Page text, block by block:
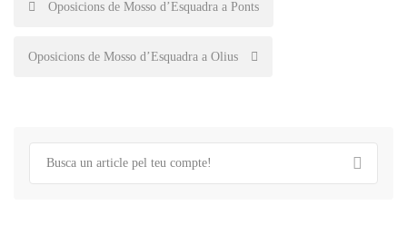
navigation
Oposicions de Mosso d’Esquadra a Ponts
Oposicions de Mosso d’Esquadra a Olius